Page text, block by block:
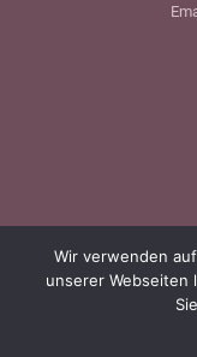
Wir verwenden
unserer Webseiten